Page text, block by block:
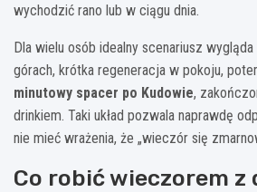
wychodzić rano lub w ciągu dnia.
Dla wielu osób idealny scenariusz
górach, krótka regeneracja w pokoju,
minutowy spacer po Kudowie,
drinkiem. Taki układ pozwala naprawdę
nie mieć wrażenia, że „wieczór się
Co robić wieczorem z